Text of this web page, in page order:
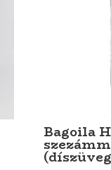
Bagoila